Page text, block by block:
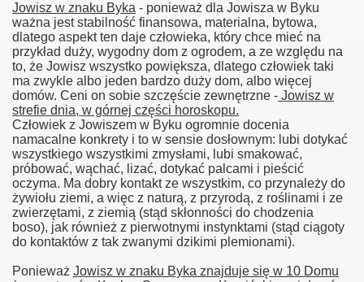
Jowisz w znaku Byka - ponieważ dla Jowisza w Byku
ważna jest stabilność finansowa, materialna, bytowa,
dlatego aspekt ten daje człowieka, który chce mieć na
przykład duży, wygodny dom z ogrodem, a ze względu na
to, że Jowisz wszystko powiększa, dlatego człowiek taki
ma zwykle albo jeden bardzo duży dom, albo więcej
domów. Ceni on sobie szczęście zewnętrzne - Jowisz w
strefie dnia, w górnej części horoskopu.
Człowiek z Jowiszem w Byku ogromnie docenia
namacalne konkrety i to w sensie dosłownym: lubi dotykać
wszystkiego wszystkimi zmysłami, lubi smakować,
próbować, wąchać, lizać, dotykać palcami i pieścić
oczyma. Ma dobry kontakt ze wszystkim, co przynależy do
żywiołu ziemi, a więc z naturą, z przyrodą, z roślinami i ze
zwierzętami, z ziemią (stąd skłonności do chodzenia
boso), jak również z pierwotnymi instynktami (stąd ciągoty
do kontaktów z tak zwanymi dzikimi plemionami).
Ponieważ Jowisz w znaku Byka znajduje się w 10 Domu